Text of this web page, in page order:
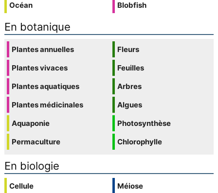
Océan
Blobfish
En botanique
Plantes annuelles
Plantes vivaces
Plantes aquatiques
Plantes médicinales
Aquaponie
Permaculture
Fleurs
Feuilles
Arbres
Algues
Photosynthèse
Chlorophylle
En biologie
Cellule
Méiose